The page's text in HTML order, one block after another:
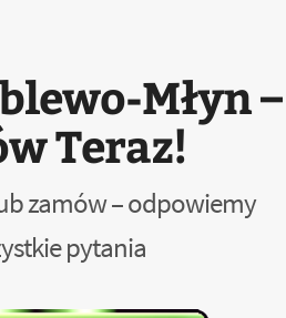
Młyn –
Teraz!
zamów – odpowiemy
pytania